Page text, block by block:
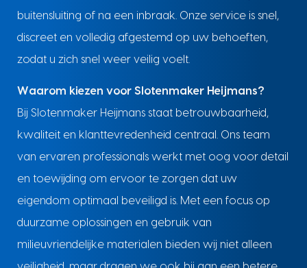
buitensluiting of na een inbraak. Onze service is snel,
discreet en volledig afgestemd op uw behoeften,
zodat u zich snel weer veilig voelt.
Waarom kiezen voor Slotenmaker Heijmans?
Bij Slotenmaker Heijmans staat betrouwbaarheid,
kwaliteit en klanttevredenheid centraal. Ons team
van ervaren professionals werkt met oog voor detail
en toewijding om ervoor te zorgen dat uw
eigendom optimaal beveiligd is. Met een focus op
duurzame oplossingen en gebruik van
milieuvriendelijke materialen bieden wij niet alleen